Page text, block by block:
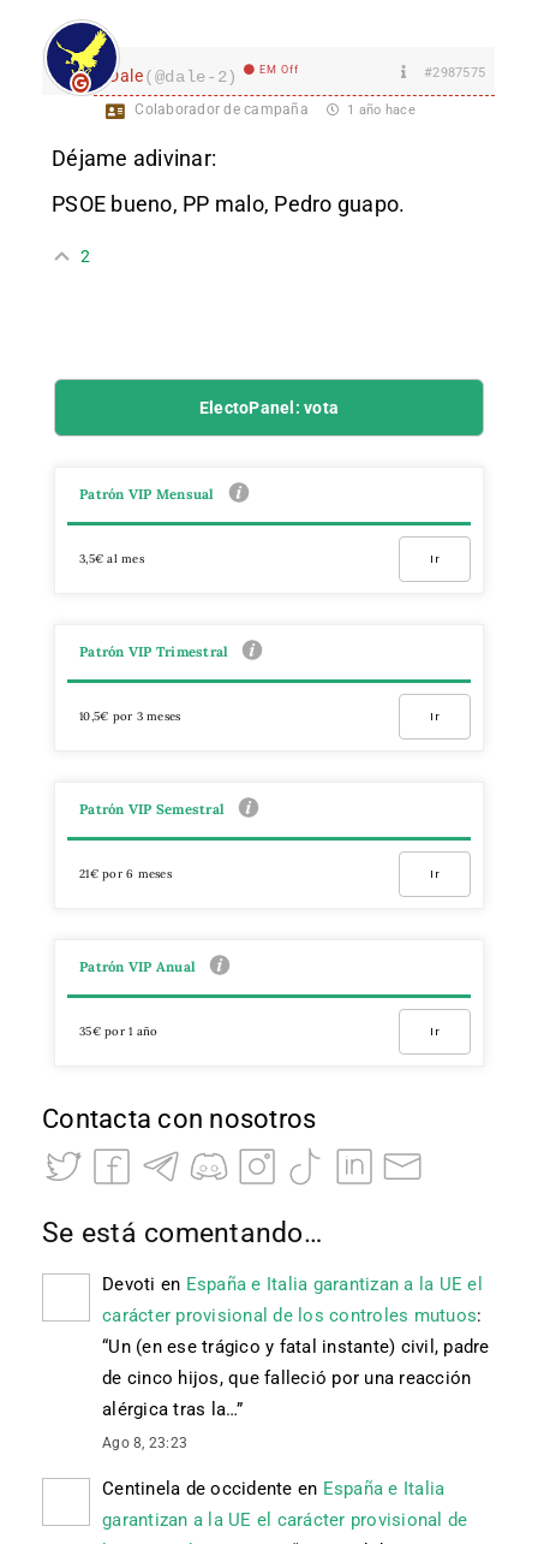
Dale(@dale-2) EM Off #2987575
Colaborador de campaña 1 año hace
Déjame adivinar:
PSOE bueno, PP malo, Pedro guapo.
2
ElectoPanel: vota
Patrón VIP Mensual
3,5€ al mes Ir
Patrón VIP Trimestral
10,5€ por 3 meses Ir
Patrón VIP Semestral
21€ por 6 meses Ir
Patrón VIP Anual
35€ por 1 año Ir
Contacta con nosotros
Se está comentando…
Devoti en España e Italia garantizan a la UE el
carácter provisional de los controles mutuos:
“Un (en ese trágico y fatal instante) civil, padre
de cinco hijos, que falleció por una reacción
alérgica tras la…”
Ago 8, 23:23
Centinela de occidente en España e Italia
garantizan a la UE el carácter provisional de